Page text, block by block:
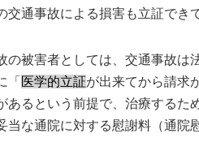
交通事故による損害も立証でき
の被害者としては、交通事故は
「 医学的立証が出来てから請求
あるという前提で、治療するた
当な通院に対する慰謝料（通院